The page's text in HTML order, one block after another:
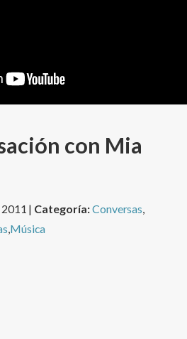
con Mia
| Categoría:Conversas
Música